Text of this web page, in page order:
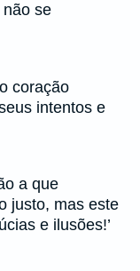
não se
coração
intentos e
a que
justo, mas este
e ilusões!’